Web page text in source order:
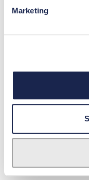
Marketing